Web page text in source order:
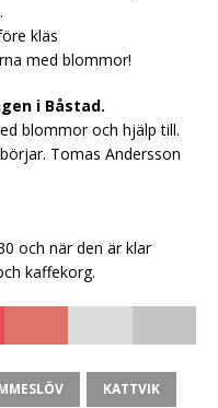
kläs
med blommor!
i Båstad.
blommor och hjälp till.
Tomas Andersson
och när den är klar
kaffekorg.
KATTVIK